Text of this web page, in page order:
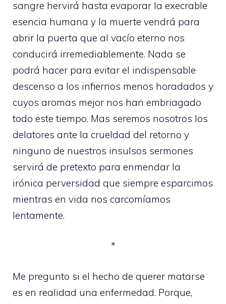
sangre hervirá hasta evaporar la execrable
esencia humana y la muerte vendrá para
abrir la puerta que al vacío eterno nos
conducirá irremediablemente. Nada se
podrá hacer para evitar el indispensable
descenso a los infiernos menos horadados y
cuyos aromas mejor nos han embriagado
todo este tiempo. Mas seremos nosotros los
delatores ante la crueldad del retorno y
ninguno de nuestros insulsos sermones
servirá de pretexto para enmendar la
irónica perversidad que siempre esparcimos
mientras en vida nos carcomíamos
lentamente.
*
Me pregunto si el hecho de querer matarse
es en realidad una enfermedad. Porque,